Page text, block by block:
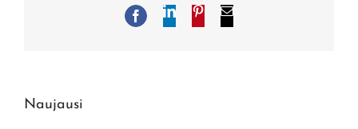
FacebookLinkedInPinterest
El.
Naujausi